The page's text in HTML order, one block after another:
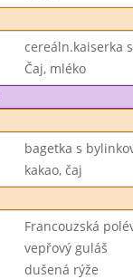
cereáln.kaiserka
Čaj, mléko
bagetka s
kakao, čaj
Francouzská
vepřový guláš
dušená rýže